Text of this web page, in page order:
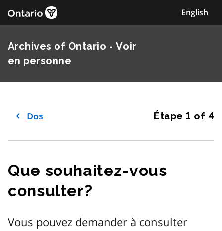
English
Archives of Ontario - Voir
en personne
Dos Étape1 of 4
Que souhaitez-vous
consulter?
Vous pouvez demander à consulter